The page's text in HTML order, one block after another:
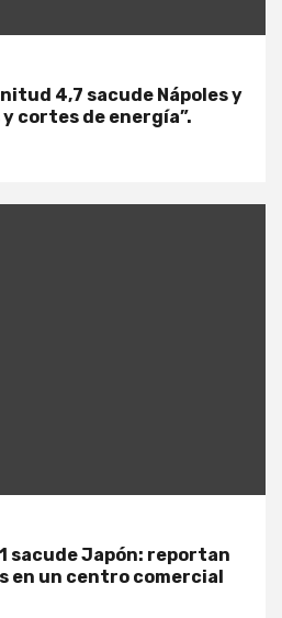
4,7 sacude Nápoles y
cortes de energía”.
sacude Japón: reportan
en un centro comercial